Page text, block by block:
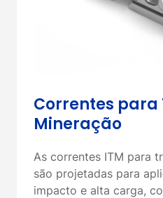
Correntes para
Mineração
As correntes ITM para
são projetadas para
impacto e alta carga,